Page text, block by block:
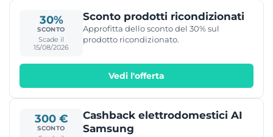
30%
SCONTO
Scade il
15/08/2026
Sconto prodotti ricondizionati
Approfitta dello sconto del 30% sul
prodotto ricondizionato.
Vedi l'offerta
300 €
SCONTO
Cashback elettrodomestici AI
Samsung